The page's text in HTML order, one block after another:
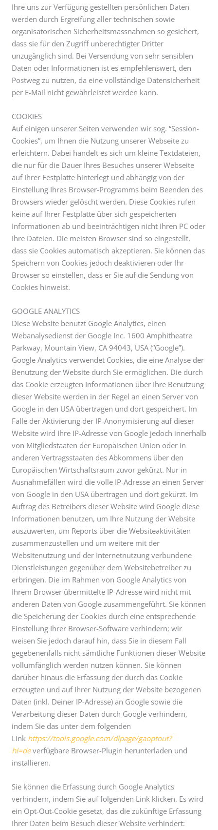
Ihre uns zur Verfügung gestellten persönlichen Daten
werden durch Ergreifung aller technischen sowie
organisatorischen Sicherheitsmassnahmen so gesichert,
dass sie für den Zugriff unberechtigter Dritter
unzugänglich sind. Bei Versendung von sehr sensiblen
Daten oder Informationen ist es empfehlenswert, den
Postweg zu nutzen, da eine vollständige Datensicherheit
per E-Mail nicht gewährleistet werden kann.
COOKIES
Auf einigen unserer Seiten verwenden wir sog. “Session-
Cookies”, um Ihnen die Nutzung unserer Webseite zu
erleichtern. Dabei handelt es sich um kleine Textdateien,
die nur für die Dauer Ihres Besuches unserer Webseite
auf Ihrer Festplatte hinterlegt und abhängig von der
Einstellung Ihres Browser-Programms beim Beenden des
Browsers wieder gelöscht werden. Diese Cookies rufen
keine auf Ihrer Festplatte über sich gespeicherten
Informationen ab und beeinträchtigen nicht Ihren PC oder
Ihre Dateien. Die meisten Browser sind so eingestellt,
dass sie Cookies automatisch akzeptieren. Sie können das
Speichern von Cookies jedoch deaktivieren oder Ihr
Browser so einstellen, dass er Sie auf die Sendung von
Cookies hinweist.
GOOGLE ANALYTICS
Diese Website benutzt Google Analytics, einen
Webanalysedienst der Google Inc. 1600 Amphitheatre
Parkway, Mountain View, CA 94043, USA (“Google”).
Google Analytics verwendet Cookies, die eine Analyse der
Benutzung der Website durch Sie ermöglichen. Die durch
das Cookie erzeugten Informationen über Ihre Benutzung
dieser Website werden in der Regel an einen Server von
Google in den USA übertragen und dort gespeichert. Im
Falle der Aktivierung der IP-Anonymisierung auf dieser
Website wird Ihre IP-Adresse von Google jedoch innerhalb
von Mitgliedstaaten der Europäischen Union oder in
anderen Vertragsstaaten des Abkommens über den
Europäischen Wirtschaftsraum zuvor gekürzt. Nur in
Ausnahmefällen wird die volle IP-Adresse an einen Server
von Google in den USA übertragen und dort gekürzt. Im
Auftrag des Betreibers dieser Website wird Google diese
Informationen benutzen, um Ihre Nutzung der Website
auszuwerten, um Reports über die Websiteaktivitäten
zusammenzustellen und um weitere mit der
Websitenutzung und der Internetnutzung verbundene
Dienstleistungen gegenüber dem Websitebetreiber zu
erbringen. Die im Rahmen von Google Analytics von
Ihrem Browser übermittelte IP-Adresse wird nicht mit
anderen Daten von Google zusammengeführt. Sie können
die Speicherung der Cookies durch eine entsprechende
Einstellung Ihrer Browser-Software verhindern; wir
weisen Sie jedoch darauf hin, dass Sie in diesem Fall
gegebenenfalls nicht sämtliche Funktionen dieser Website
vollumfänglich werden nutzen können. Sie können
darüber hinaus die Erfassung der durch das Cookie
erzeugten und auf Ihrer Nutzung der Website bezogenen
Daten (inkl. Deiner IP-Adresse) an Google sowie die
Verarbeitung dieser Daten durch Google verhindern,
indem Sie das unter dem folgenden
Link https://tools.google.com/dlpage/gaoptout?
hl=deverfügbare Browser-Plugin herunterladen und
installieren.
Sie können die Erfassung durch Google Analytics
verhindern, indem Sie auf folgenden Link klicken. Es wird
ein Opt-Out-Cookie gesetzt, das die zukünftige Erfassung
Ihrer Daten beim Besuch dieser Website verhindert: